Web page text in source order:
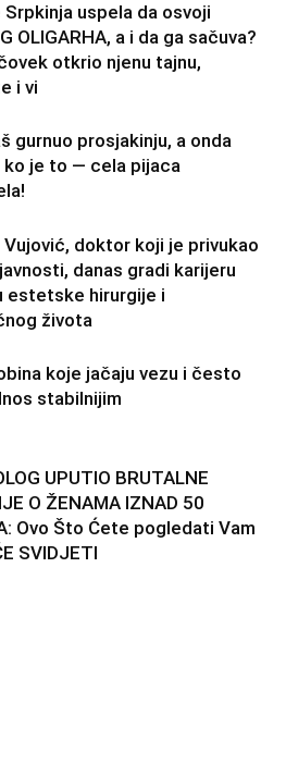
Srpkinja uspela da osvoji
OLIGARHA, a i da ga sačuva?
otkrio njenu tajnu,
i vi
gurnuo prosjakinju, a onda
ko je to — cela pijaca
Vujović, doktor koji je privukao
danas gradi karijeru
estetske hirurgije i
života
koje jačaju vezu i često
stabilnijim
UPUTIO BRUTALNE
O ŽENAMA IZNAD 50
Ovo Što Ćete pogledati Vam
SVIDJETI